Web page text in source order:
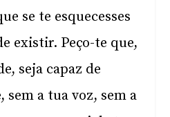
se te esquecesses
existir. Peço-te que,
seja capaz de
sem a tua voz, sem a